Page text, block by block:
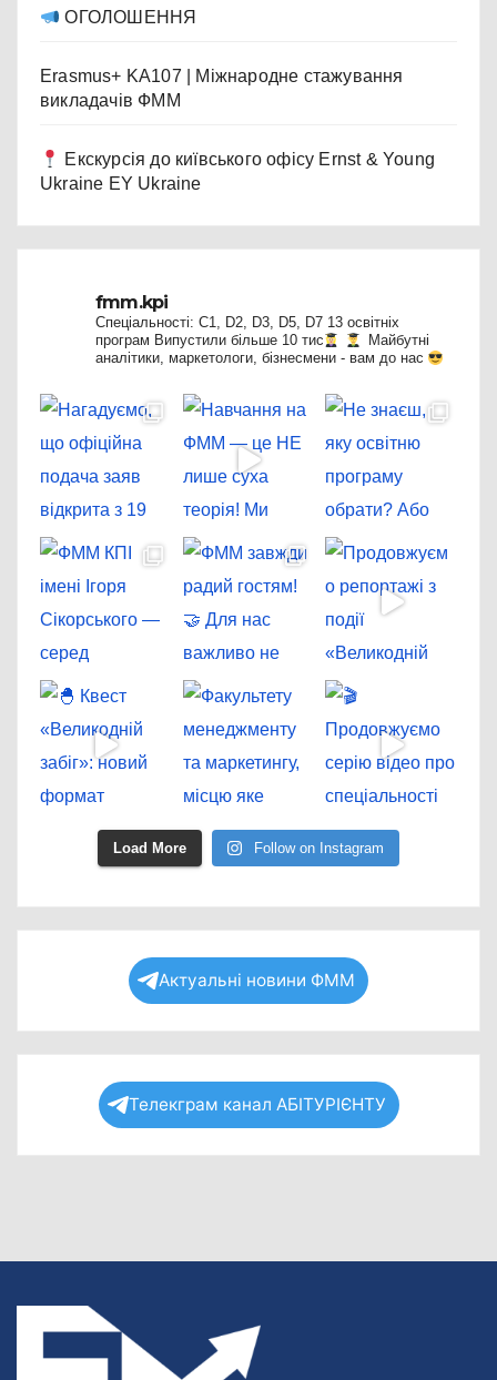
ОГОЛОШЕННЯ
Erasmus+ KA107 | Міжнародне стажування
викладачів ФММ
Екскурсія до київського офісу Ernst & Young
Ukraine EY Ukraine
fmm.kpi
Спеціальності: C1, D2, D3, D5, D7 13 освітніх
програм Випустили більше 10 тис
Майбутні
аналітики, маркетологи, бізнесмени - вам до нас
Load More Follow on Instagram
Актуальні новини ФММ
Телекграм канал АБІТУРІЄНТУ